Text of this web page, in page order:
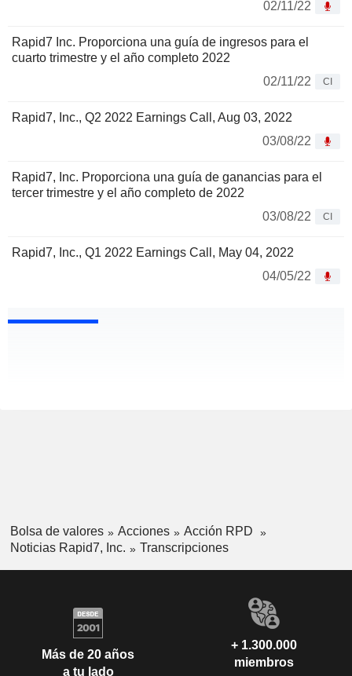
02/11/22
Rapid7 Inc. Proporciona una guía de ingresos para el
cuarto trimestre y el año completo 2022
02/11/22
CI
Rapid7, Inc., Q2 2022 Earnings Call, Aug 03, 2022
03/08/22
Rapid7, Inc. Proporciona una guía de ganancias para el
tercer trimestre y el año completo de 2022
03/08/22
CI
Rapid7, Inc., Q1 2022 Earnings Call, May 04, 2022
04/05/22
Bolsa de valores Acciones
Acción RPD
Noticias Rapid7, Inc.
Transcripciones
Más de 20 años
a tu lado
+ 1.300.000
miembros